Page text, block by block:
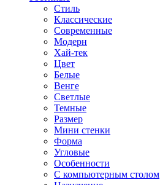
Стиль
Классические
Современные
Модерн
Хай-тек
Цвет
Белые
Венге
Светлые
Темные
Размер
Мини стенки
Форма
Угловые
Особенности
С компьютерным столом